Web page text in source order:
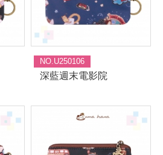
NO.U250106
深藍週末電影院